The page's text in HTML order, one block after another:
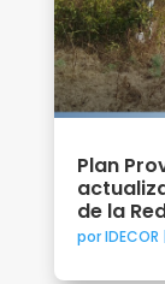
Plan
de la
porIDECOR |